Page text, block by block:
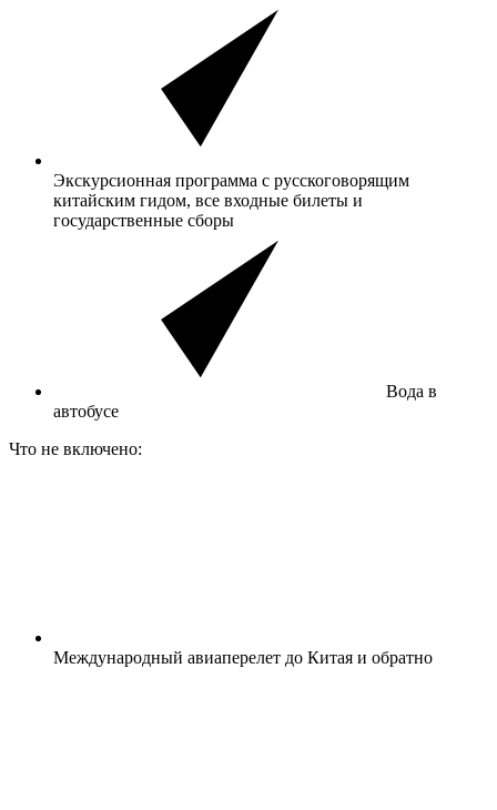
Экскурсионная программа с русскоговорящим
китайским гидом, все входные билеты и
государственные сборы
Вода в
автобусе
Что не включено:
Международный авиаперелет до Китая и обратно